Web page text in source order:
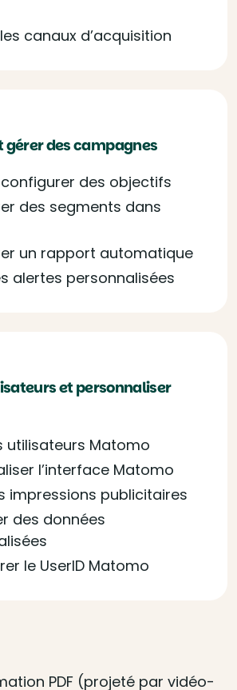
canaux d’acquisition
gérer des campagnes
des objectifs
des segments dans
un rapport automatique
alertes personnalisées
et personnaliser
utilisateurs Matomo
l’interface Matomo
impressions publicitaires
des données
le UserID Matomo
PDF (projeté par vidéo-